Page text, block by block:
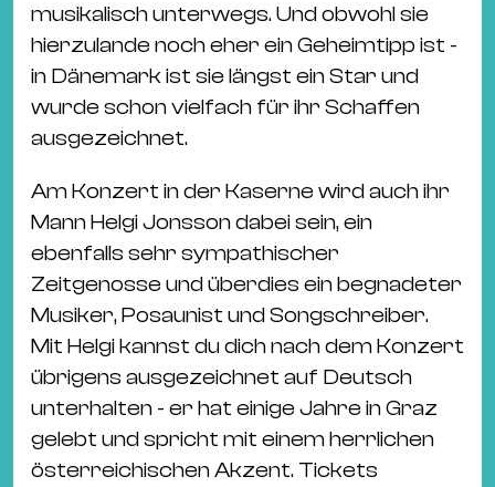
musikalisch unterwegs. Und obwohl sie
hierzulande noch eher ein Geheimtipp ist -
in Dänemark ist sie längst ein Star und
wurde schon vielfach für ihr Schaffen
ausgezeichnet.
Am Konzert in der Kaserne wird auch ihr
Mann Helgi Jonsson dabei sein, ein
ebenfalls sehr sympathischer
Zeitgenosse und überdies ein begnadeter
Musiker, Posaunist und Songschreiber.
Mit Helgi kannst du dich nach dem Konzert
übrigens ausgezeichnet auf Deutsch
unterhalten - er hat einige Jahre in Graz
gelebt und spricht mit einem herrlichen
österreichischen Akzent. Tickets